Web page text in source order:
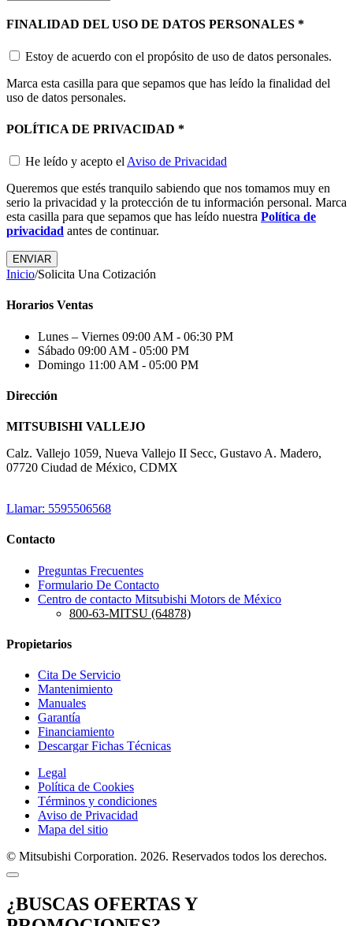
FINALIDAD DEL USO DE DATOS PERSONALES *
Estoy de acuerdo con el propósito de uso de datos personales.
Marca esta casilla para que sepamos que has leído la finalidad del
uso de datos personales.
POLÍTICA DE PRIVACIDAD *
He leído y acepto el Aviso de Privacidad
Queremos que estés tranquilo sabiendo que nos tomamos muy en
serio la privacidad y la protección de tu información personal. Marca
esta casilla para que sepamos que has leído nuestra Política de
privacidad antes de continuar.
Inicio/Solicita Una Cotización
Horarios Ventas
Lunes – Viernes 09:00 AM - 06:30 PM
Sábado 09:00 AM - 05:00 PM
Domingo 11:00 AM - 05:00 PM
Dirección
MITSUBISHI VALLEJO
Calz. Vallejo 1059, Nueva Vallejo II Secc, Gustavo A. Madero,
07720 Ciudad de México, CDMX
Llamar: 5595506568
Contacto
Preguntas Frecuentes
Formulario De Contacto
Centro de contacto Mitsubishi Motors de México
800-63-MITSU (64878)
Propietarios
Cita De Servicio
Mantenimiento
Manuales
Garantía
Financiamiento
Descargar Fichas Técnicas
Legal
Política de Cookies
Términos y condiciones
Aviso de Privacidad
Mapa del sitio
© Mitsubishi Corporation. 2026. Reservados todos los derechos.
¿BUSCAS OFERTAS Y